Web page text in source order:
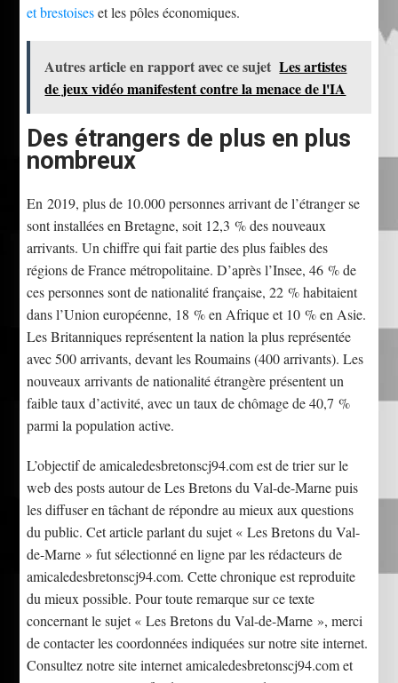
et brestoiseset les pôles économiques.
Autres article en rapport avec ce sujet Les artistes
de jeux vidéo manifestent contre la menace de l'IA
Des étrangers de plus en plus
nombreux
En 2019, plus de 10.000 personnes arrivant de l’étranger se
sont installées en Bretagne, soit 12,3 % des nouveaux
arrivants. Un chiffre qui fait partie des plus faibles des
régions de France métropolitaine. D’après l’Insee, 46 % de
ces personnes sont de nationalité française, 22 % habitaient
dans l’Union européenne, 18 % en Afrique et 10 % en Asie.
Les Britanniques représentent la nation la plus représentée
avec 500 arrivants, devant les Roumains (400 arrivants). Les
nouveaux arrivants de nationalité étrangère présentent un
faible taux d’activité, avec un taux de chômage de 40,7 %
parmi la population active.
L’objectif de amicaledesbretonscj94.com est de trier sur le
web des posts autour de Les Bretons du Val-de-Marne puis
les diffuser en tâchant de répondre au mieux aux questions
du public. Cet article parlant du sujet « Les Bretons du Val-
de-Marne » fut sélectionné en ligne par les rédacteurs de
amicaledesbretonscj94.com. Cette chronique est reproduite
du mieux possible. Pour toute remarque sur ce texte
concernant le sujet « Les Bretons du Val-de-Marne », merci
de contacter les coordonnées indiquées sur notre site internet.
Consultez notre site internet amicaledesbretonscj94.com et